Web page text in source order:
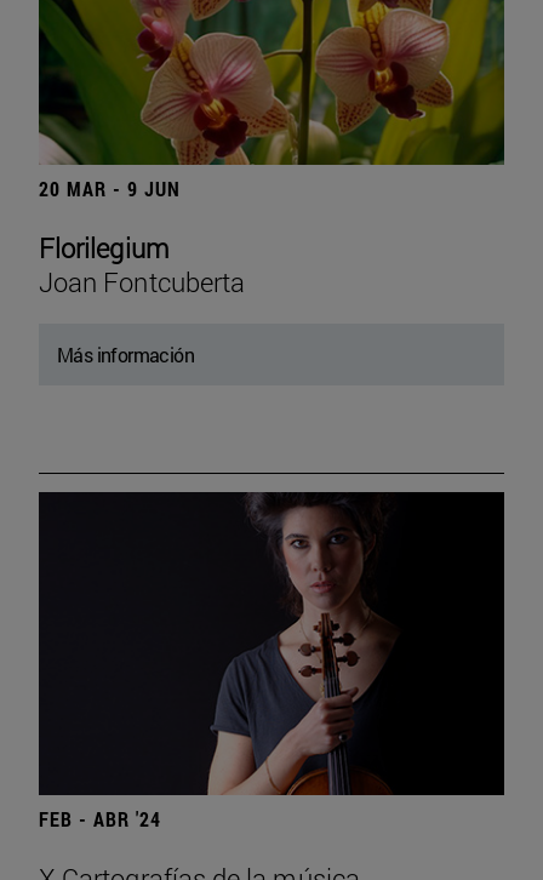
20 MAR - 9 JUN
Florilegium
Joan Fontcuberta
Más información
FEB - ABR '24